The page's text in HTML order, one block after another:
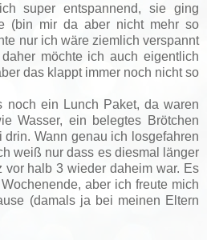
super entspannend, sie ging
(bin mir da aber nicht mehr so
nur ich wäre ziemlich verspannt
möchte ich auch eigentlich
das klappt immer noch nicht so
noch ein Lunch Paket, da waren
Wasser, ein belegtes Brötchen
Wann genau ich losgefahren
weiß nur dass es diesmal länger
vorhalb 3 wieder daheim war. Es
aber ich freute mich
(damals ja bei meinen Eltern